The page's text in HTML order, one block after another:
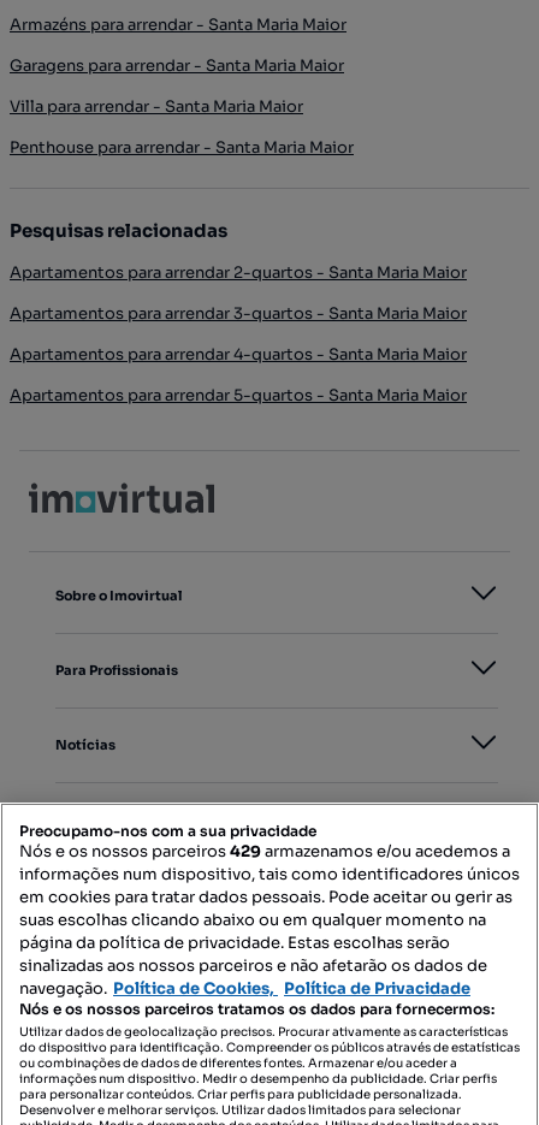
Armazéns para arrendar - Santa Maria Maior
Garagens para arrendar - Santa Maria Maior
Villa para arrendar - Santa Maria Maior
Penthouse para arrendar - Santa Maria Maior
Pesquisas relacionadas
Apartamentos para arrendar 2-quartos - Santa Maria Maior
Apartamentos para arrendar 3-quartos - Santa Maria Maior
Apartamentos para arrendar 4-quartos - Santa Maria Maior
Apartamentos para arrendar 5-quartos - Santa Maria Maior
Sobre o Imovirtual
Para Profissionais
Notícias
Mapa do Site
Contacte-nos
SIGA-NOS:
Preocupamo-nos com a sua privacidade
Nós e os nossos parceiros429armazenamos e/ou acedemos a
informações num dispositivo, tais como identificadores únicos
em cookies para tratar dados pessoais. Pode aceitar ou gerir as
suas escolhas clicando abaixo ou em qualquer momento na
página da política de privacidade. Estas escolhas serão
sinalizadas aos nossos parceiros e não afetarão os dados de
navegação. Política de Cookies, Política de Privacidade
Nós e os nossos parceiros tratamos os dados para fornecermos:
Utilizar dados de geolocalização precisos. Procurar ativamente as características
do dispositivo para identificação. Compreender os públicos através de estatísticas
ou combinações de dados de diferentes fontes. Armazenar e/ou aceder a
informações num dispositivo. Medir o desempenho da publicidade. Criar perfis
para personalizar conteúdos. Criar perfis para publicidade personalizada.
Desenvolver e melhorar serviços. Utilizar dados limitados para selecionar